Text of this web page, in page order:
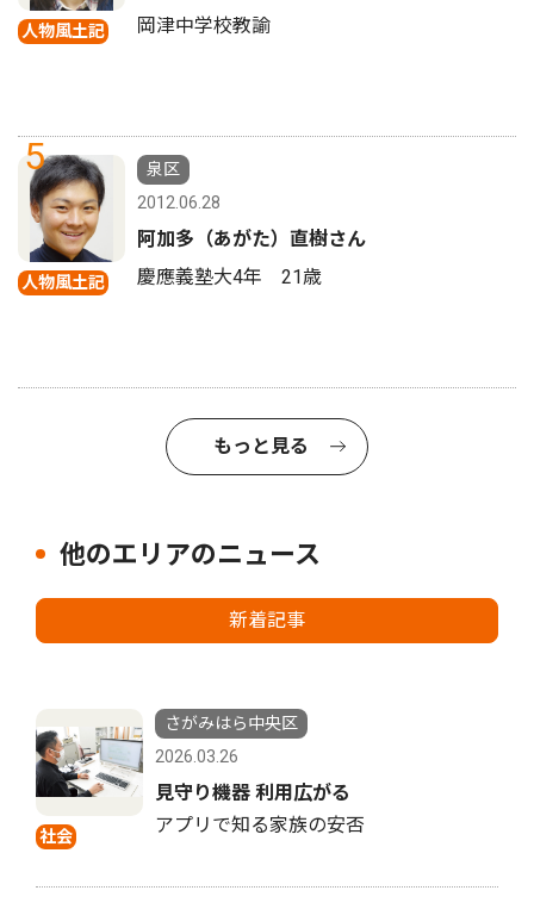
人物風土記
岡津中学校教諭
5
人物風土記
泉区
2012.06.28
阿加多（あがた）直樹さん
慶應義塾大4年 21歳
もっと見る
他のエリアのニュース
新着記事
社会
さがみはら中央区
2026.03.26
見守り機器 利用広がる
アプリで知る家族の安否